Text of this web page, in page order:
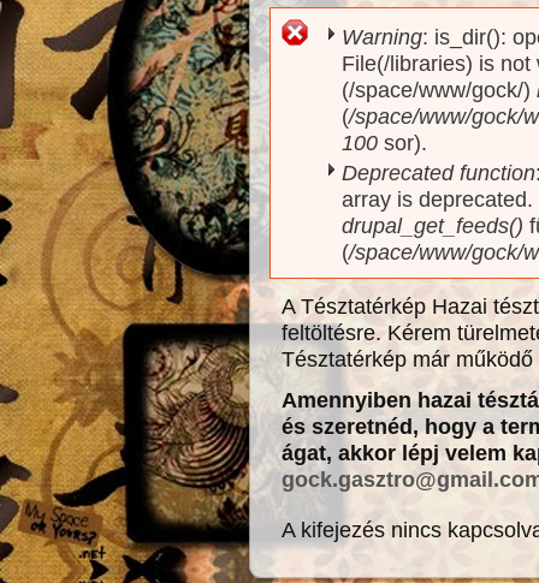
Hibaüzenet
Warning: is_dir():
File(/libraries) is
(/space/www/gock/)
(/space/www/gock/
100 sor).
Deprecated function
array is
drupal_get_feeds()
(/space/www/gock/
A Tésztatérkép Hazai
feltöltésre. Kérem
Tésztatérkép már
Amennyiben hazai
és szeretnéd, hogy a
ágat, akkor lépj velem
A kifejezés nincs